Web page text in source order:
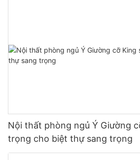
Nội thất phòng ngủ Ý Giường
trọng cho biệt thự sang trọng